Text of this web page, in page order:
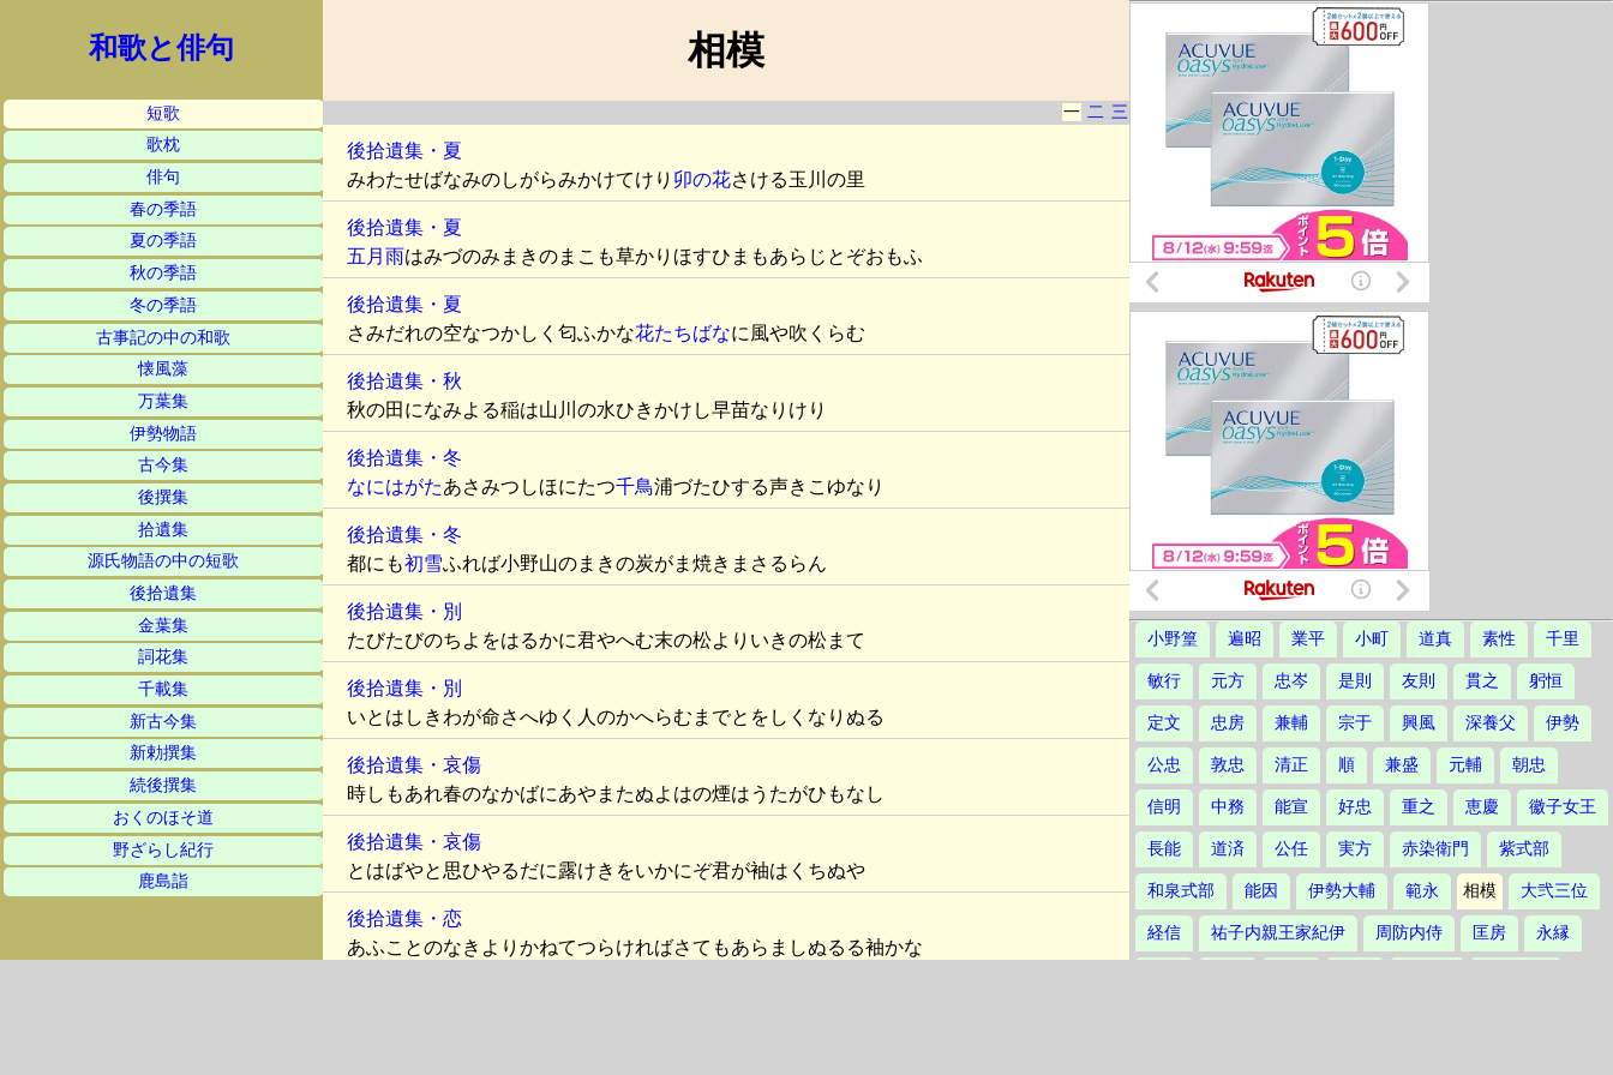
和歌と俳句
短歌
歌枕
俳句
春の季語
夏の季語
秋の季語
冬の季語
古事記の中の和歌
懐風藻
万葉集
伊勢物語
古今集
後撰集
拾遺集
源氏物語の中の短歌
後拾遺集
金葉集
詞花集
千載集
新古今集
新勅撰集
続後撰集
おくのほそ道
野ざらし紀行
鹿島詣
相模
一 二 三
後拾遺集・夏
みわたせばなみのしがらみかけてけり 卯の花さける玉川の里
後拾遺集・夏
五月雨はみづのみまきのまこも草かりほすひまもあらじとぞおもふ
後拾遺集・夏
さみだれの空なつかしく匂ふかな花たちばなに風や吹くらむ
後拾遺集・秋
秋の田になみよる稲は山川の水ひきかけし早苗なりけり
後拾遺集・冬
なにはがたあさみつしほにたつ千鳥浦づたひする声きこゆなり
後拾遺集・冬
都にも初雪ふれば小野山のまきの炭がま焼きまさるらん
後拾遺集・別
たびたびのちよをはるかに君やへむ末の松よりいきの松まて
後拾遺集・別
いとはしきわが命さへゆく人のかへらむまでとをしくなりぬる
後拾遺集・哀傷
時しもあれ春のなかばにあやまたぬよはの煙はうたがひもなし
後拾遺集・哀傷
とはばやと思ひやるだに露けきをいかにぞ君が袖はくちぬや
後拾遺集・恋
あふことのなきよりかねてつらければさてもあらましぬるる袖かな
小野篁 遍昭 業平 小町 道真 素性 千里
敏行 元方 忠岑 是則 友則 貫之 躬恒
定文 忠房 兼輔 宗于 興風 深養父 伊勢
公忠 敦忠 清正 順 兼盛 元輔 朝忠
信明 中務 能宣 好忠 重之 恵慶 徽子女王
長能 道済 公任 実方 赤染衛門 紫式部
和泉式部 能因 伊勢大輔 範永 相模 大弐三位
経信 祐子内親王家紀伊 周防内侍 匡房 永縁